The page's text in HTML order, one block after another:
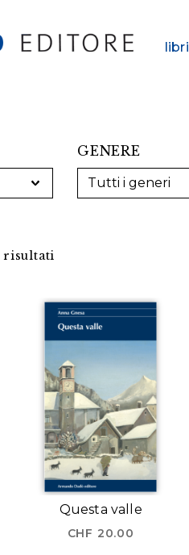
libri
GENERE
risultati
Questa valle
CHF 20.00